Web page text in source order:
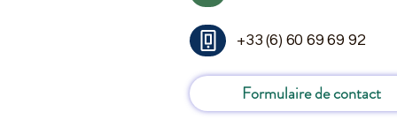
+33 (6) 60 69 69 92
Formulaire de contact